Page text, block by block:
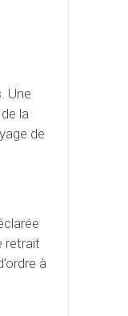
Une
la
de
retrait
à